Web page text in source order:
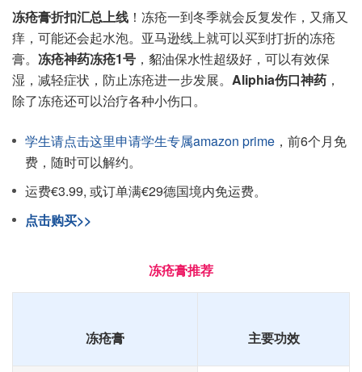
冻疮膏折扣汇总上线 ！冻疮一到冬季就会反复发作，又痛又
痒，可能还会起水泡。亚马逊线上就可以买到打折的冻疮
膏。 冻疮神药冻疮1号 ，貂油保水性超级好，可以有效保
湿，减轻症状，防止冻疮进一步发展。 Aliphia伤口神药 ，
除了冻疮还可以治疗各种小伤口。
学生请点击这里申请学生专属amazon prime ，前6个月免
费，随时可以解约。
运费€3.99, 或订单满€29德国境内免运费。
点击购买>>
冻疮膏推荐
冻疮膏 主要功效